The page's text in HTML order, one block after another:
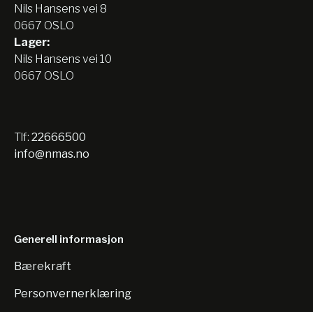
Nils Hansens vei 8
0667 OSLO
Lager:
Nils Hansens vei 10
0667 OSLO
Tlf: 22666500
info@nmas.no
Generell informasjon
Bærekraft
Personvernerklæring